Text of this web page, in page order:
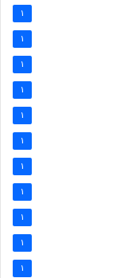
1
1
1
1
1
1
1
1
1
1
1